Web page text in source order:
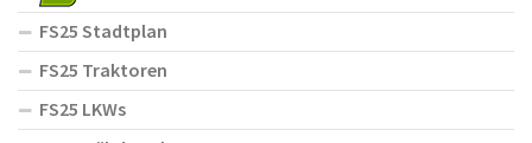
FS25 Stadtplan
FS25 Traktoren
FS25 LKWs